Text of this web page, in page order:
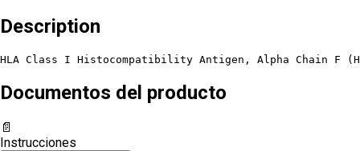
Description
HLA Class I Histocompatibility Antigen, Alpha Chain F
Documentos del producto
📄
Instrucciones